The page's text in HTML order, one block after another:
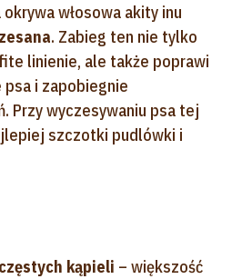
włosowa akity inu
. Zabieg ten nie tylko
linienie, ale także poprawi
i zapobiegnie
Przy wyczesywaniu psa tej
szczotki pudlówki i
kąpieli – większość